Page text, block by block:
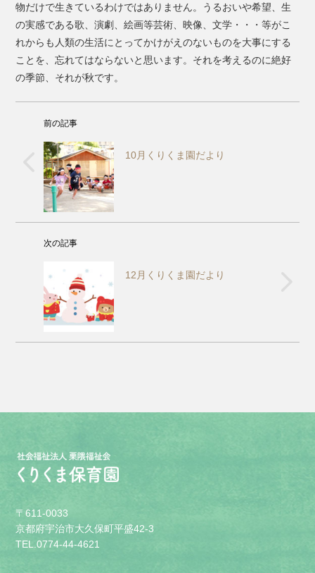
物だけで生きているわけではありません。うるおいや希望、生
の実感である歌、演劇、絵画等芸術、映像、文学・・・等がこ
れからも人類の生活にとってかけがえのないものを大事にする
ことを、忘れてはならないと思います。それを考えるのに絶好
の季節、それが秋です。
前の記事
10月くりくま園だより
次の記事
12月くりくま園だより
〒611-0033
京都府宇治市大久保町平盛42-3
TEL.0774-44-4621